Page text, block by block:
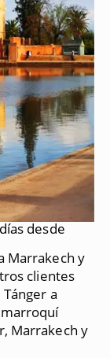
desde
Marrakech y
clientes
a
Marrakech y